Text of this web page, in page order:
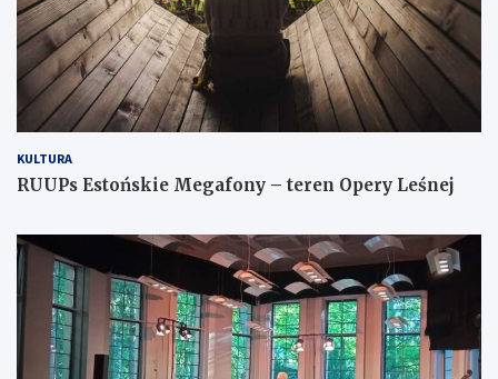
KULTURA
RUUPs Estońskie Megafony – teren Opery Leśnej